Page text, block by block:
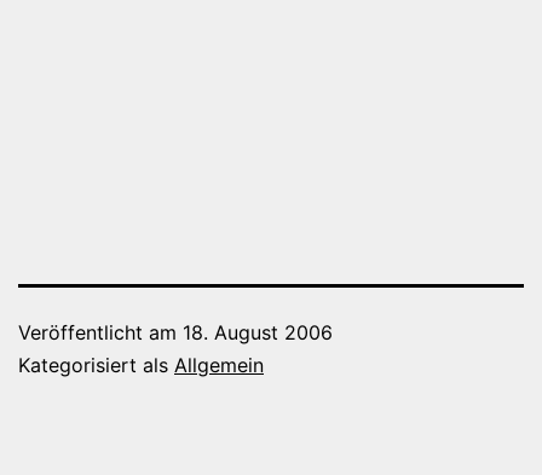
Veröffentlicht am 18. August 2006
Kategorisiert als Allgemein